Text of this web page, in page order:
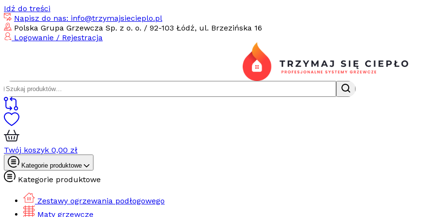
Idź do treści
Napisz do nas: info@trzymajsiecieplo.pl
Polska Grupa Grzewcza Sp. z o. o. / 92-103 Łódź, ul. Brzezińska 16
Logowanie / Rejestracja
Szukaj:
Twój koszyk 0,00 zł
Kategorie produktowe
Kategorie produktowe
Zestawy ogrzewania podłogowego
Maty grzewcze